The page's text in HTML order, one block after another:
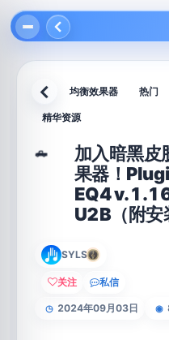
返回 均衡效果器 热门
精华资源
🛻
加入暗黑皮
果器！
EQ4
U2B（附安
SYLS
关注 私信
◷ 2024年09月03日 ◉